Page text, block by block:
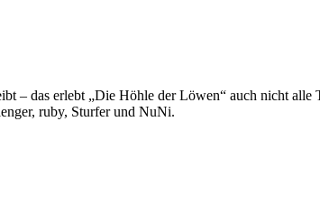
– das erlebt „Die Höhle der Löwen“ auch nicht
ruby, Sturfer und NuNi.